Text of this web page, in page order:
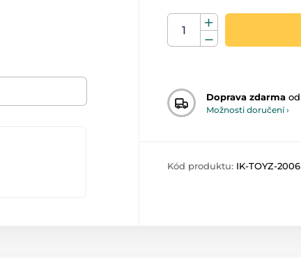
Doprava zdarma od
Možnosti doručení ›
Kód produktu: IK-TOYZ-2006